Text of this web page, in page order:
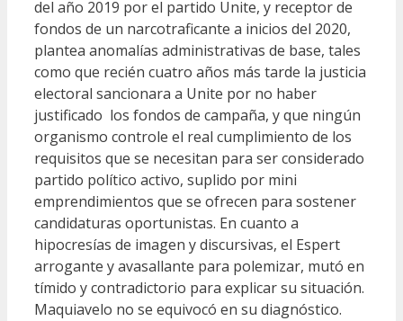
del año 2019 por el partido Unite, y receptor de
fondos de un narcotraficante a inicios del 2020,
plantea anomalías administrativas de base, tales
como que recién cuatro años más tarde la justicia
electoral sancionara a Unite por no haber
justificado los fondos de campaña, y que ningún
organismo controle el real cumplimiento de los
requisitos que se necesitan para ser considerado
partido político activo, suplido por mini
emprendimientos que se ofrecen para sostener
candidaturas oportunistas. En cuanto a
hipocresías de imagen y discursivas, el Espert
arrogante y avasallante para polemizar, mutó en
tímido y contradictorio para explicar su situación.
Maquiavelo no se equivocó en su diagnóstico.